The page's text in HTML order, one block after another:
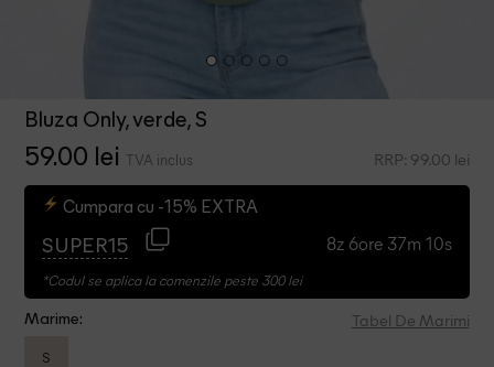
Bluza Only, verde, S
59.00 lei TVA inclus RRP: 99.00 lei
Cumpara cu -15% EXTRA
SUPER15 8z 6ore 37m 9s
*Codul se aplica la comenzile peste 300 lei
Marime: Tabel De Marimi
S